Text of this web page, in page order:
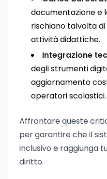
documentazione e
rischiano talvolta
attività didattiche.
Integrazione
degli strumenti
aggiornamento
operatori scolastici.
Affrontare queste
per garantire che il
inclusivo e raggiunga
diritto.